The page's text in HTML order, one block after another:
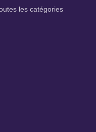
les catégories